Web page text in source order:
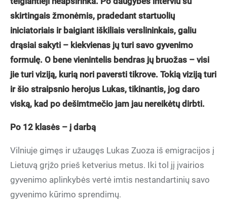
skirtingais žmonėmis, pradedant startuolių
iniciatoriais ir baigiant iškiliais verslininkais, galiu
drąsiai sakyti – kiekvienas jų turi savo gyvenimo
formulę. O bene vienintelis bendras jų bruožas – visi
jie turi viziją, kurią nori paversti tikrove. Tokią viziją turi
ir šio straipsnio herojus Lukas, tikinantis, jog daro
viską, kad po dešimtmečio jam jau nereikėtų dirbti.
Po 12 klasės – į darbą
Vilniuje gimęs ir užaugęs Lukas Zuoza iš emigracijos į
Lietuvą grįžo prieš ketverius metus. Iki tol jį įvairios
gyvenimo aplinkybės vertė imtis nestandartinių savo
gyvenimo kūrimo sprendimų.